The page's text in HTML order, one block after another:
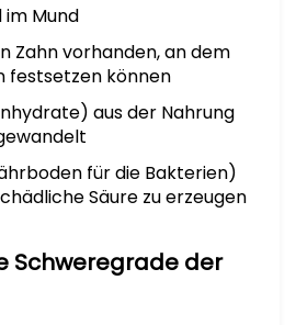
im Mund
Zahn vorhanden, an dem
festsetzen können
aus der Nahrung
für die Bakterien)
Säure zu erzeugen
Schweregrade der